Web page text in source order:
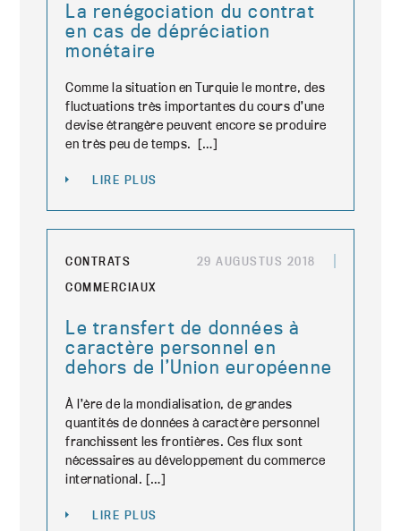
La renégociation du contrat
en cas de dépréciation
monétaire
Comme la situation en Turquie le montre, des
fluctuations très importantes du cours d’une
devise étrangère peuvent encore se produire
en très peu de temps. […]
LIRE PLUS
CONTRATS
COMMERCIAUX
29 AUGUSTUS 2018
Le transfert de données à
caractère personnel en
dehors de l’Union européenne
À l’ère de la mondialisation, de grandes
quantités de données à caractère personnel
franchissent les frontières. Ces flux sont
nécessaires au développement du commerce
international. […]
LIRE PLUS